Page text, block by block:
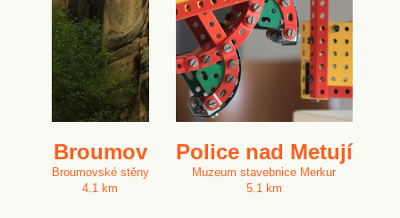
Broumov
Broumovské stěny
4.1 km
Police nad Metují
Muzeum stavebnice Merkur
5.1 km